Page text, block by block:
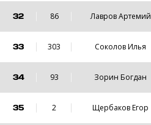
32 86 Лавров Артемий
33 303 Соколов Илья
34 93 Зорин Богдан
35 2 Щербаков Егор